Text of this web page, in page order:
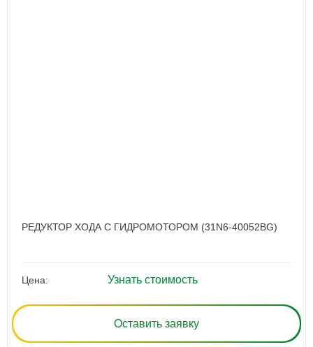
РЕДУКТОР ХОДА С ГИДРОМОТОРОМ (31N6-40052BG)
Цена: Узнать стоимость
Оставить заявку